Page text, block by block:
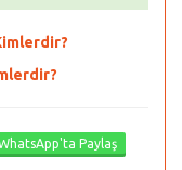
Paylaş